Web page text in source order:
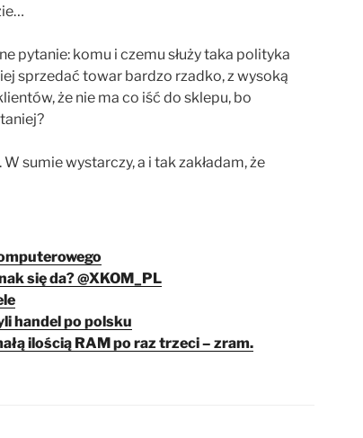
pytanie: komu i czemu służy taka polityka
sprzedać towar bardzo rzadko, z wysoką
że nie ma co iść do sklepu, bo
W sumie wystarczy, a i tak zakładam, że
się da? @XKOM_PL
handel po polsku
ilością RAM po raz trzeci – zram.